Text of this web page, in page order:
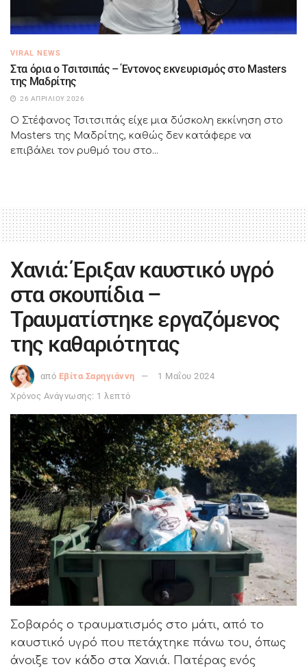
VIRAL NEWS
Στα όρια ο Τσιτσιπάς – Έντονος εκνευρισμός στο Masters
της Μαδρίτης
26 ΑΠΡΙΛΊΟΥ 2026
Ο Στέφανος Τσιτσιπάς είχε μια δύσκολη εκκίνηση στο
Masters της Μαδρίτης, καθώς δεν κατάφερε να
επιβάλει τον ρυθμό του στο...
Χανιά: Έριξαν καυστικό υγρό
στα σκουπίδια –
Τραυματίστηκε εργαζόμενος
της καθαριότητας
από Εβίτα Σαρηγιάννη
1 Μαΐου 2024
Χρόνος Ανάγνωσης: 1 λεπτό
Σοβαρός ο τραυματισμός στο μάτι, από το
καυστικό υγρό που πετάχτηκε πάνω του, όπως
άνοιξε τον κάδο στα Χανιά. Πατέρας ενός